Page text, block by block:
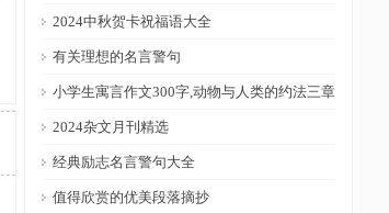
2024中秋贺卡祝福语大全
有关理想的名言警句
小学生寓言作文300字,动物与人类的约法三章
2024杂文月刊精选
经典励志名言警句大全
值得欣赏的优美段落摘抄